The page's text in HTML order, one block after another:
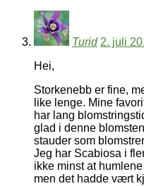
Turid 2. juli
Hei,
Storkenebb er fine,
like lenge. Mine
har lang
glad i denne
stauder som
Jeg har Scabiosa i
ikke minst at
men det hadde vært